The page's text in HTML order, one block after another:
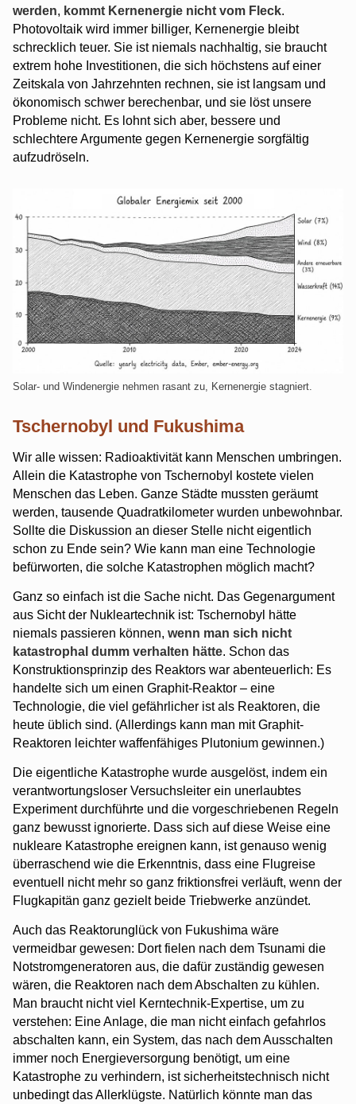
werden, kommt Kernenergie nicht vom Fleck.
Photovoltaik wird immer billiger, Kernenergie bleibt
schrecklich teuer. Sie ist niemals nachhaltig, sie braucht
extrem hohe Investitionen, die sich höchstens auf einer
Zeitskala von Jahrzehnten rechnen, sie ist langsam und
ökonomisch schwer berechenbar, und sie löst unsere
Probleme nicht. Es lohnt sich aber, bessere und
schlechtere Argumente gegen Kernenergie sorgfältig
aufzudröseln.
Solar- und Windenergie nehmen rasant zu, Kernenergie stagniert.
Tschernobyl und Fukushima
Wir alle wissen: Radioaktivität kann Menschen umbringen.
Allein die Katastrophe von Tschernobyl kostete vielen
Menschen das Leben. Ganze Städte mussten geräumt
werden, tausende Quadratkilometer wurden unbewohnbar.
Sollte die Diskussion an dieser Stelle nicht eigentlich
schon zu Ende sein? Wie kann man eine Technologie
befürworten, die solche Katastrophen möglich macht?
Ganz so einfach ist die Sache nicht. Das Gegenargument
aus Sicht der Nukleartechnik ist: Tschernobyl hätte
niemals passieren können, wenn man sich nicht
katastrophal dumm verhalten hätte. Schon das
Konstruktionsprinzip des Reaktors war abenteuerlich: Es
handelte sich um einen Graphit-Reaktor – eine
Technologie, die viel gefährlicher ist als Reaktoren, die
heute üblich sind. (Allerdings kann man mit Graphit-
Reaktoren leichter waffenfähiges Plutonium gewinnen.)
Die eigentliche Katastrophe wurde ausgelöst, indem ein
verantwortungsloser Versuchsleiter ein unerlaubtes
Experiment durchführte und die vorgeschriebenen Regeln
ganz bewusst ignorierte. Dass sich auf diese Weise eine
nukleare Katastrophe ereignen kann, ist genauso wenig
überraschend wie die Erkenntnis, dass eine Flugreise
eventuell nicht mehr so ganz friktionsfrei verläuft, wenn der
Flugkapitän ganz gezielt beide Triebwerke anzündet.
Auch das Reaktorunglück von Fukushima wäre
vermeidbar gewesen: Dort fielen nach dem Tsunami die
Notstromgeneratoren aus, die dafür zuständig gewesen
wären, die Reaktoren nach dem Abschalten zu kühlen.
Man braucht nicht viel Kerntechnik-Expertise, um zu
verstehen: Eine Anlage, die man nicht einfach gefahrlos
abschalten kann, ein System, das nach dem Ausschalten
immer noch Energieversorgung benötigt, um eine
Katastrophe zu verhindern, ist sicherheitstechnisch nicht
unbedingt das Allerklügste. Natürlich könnte man das